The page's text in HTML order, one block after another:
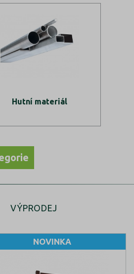
Hutní materiál
VÝPRODEJ
NOVINKA